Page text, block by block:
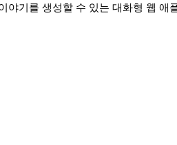
기를 생성할 수 있는 대화형 웹 애